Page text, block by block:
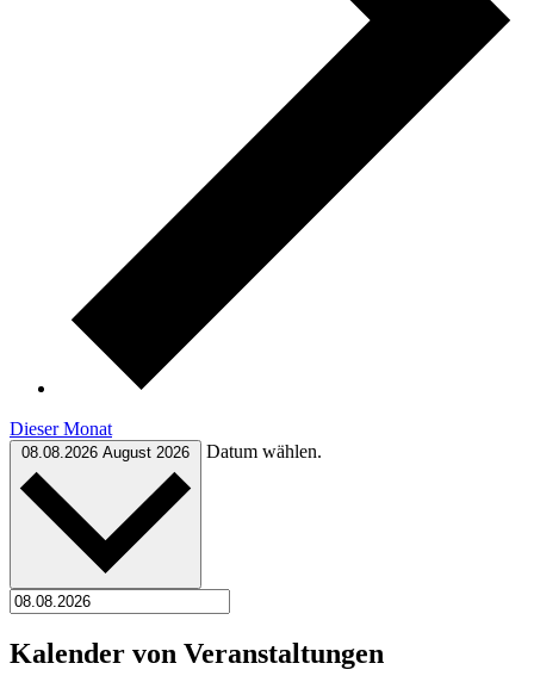
Dieser Monat
08.08.2026 August 2026 Datum wählen.
Kalender von Veranstaltungen